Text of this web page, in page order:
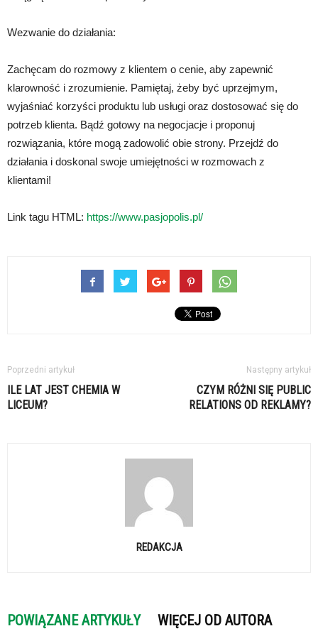
Wezwanie do działania:
Zachęcam do rozmowy z klientem o cenie, aby zapewnić
klarowność i zrozumienie. Pamiętaj, żeby być uprzejmym,
wyjaśniać korzyści produktu lub usługi oraz dostosować się do
potrzeb klienta. Bądź gotowy na negocjacje i proponuj
rozwiązania, które mogą zadowolić obie strony. Przejdź do
działania i doskonal swoje umiejętności w rozmowach z
klientami!
Link tagu HTML: https://www.pasjopolis.pl/
Poprzedni artykuł
ILE LAT JEST CHEMIA W
LICEUM?
Następny artykuł
CZYM RÓŻNI SIĘ PUBLIC
RELATIONS OD REKLAMY?
REDAKCJA
POWIĄZANE ARTYKUŁY WIĘCEJ OD AUTORA